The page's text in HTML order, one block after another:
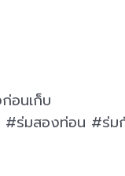
อนเก็บ
มสองท่อน #ร่ม